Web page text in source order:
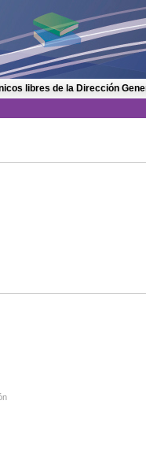
libres de la Dirección